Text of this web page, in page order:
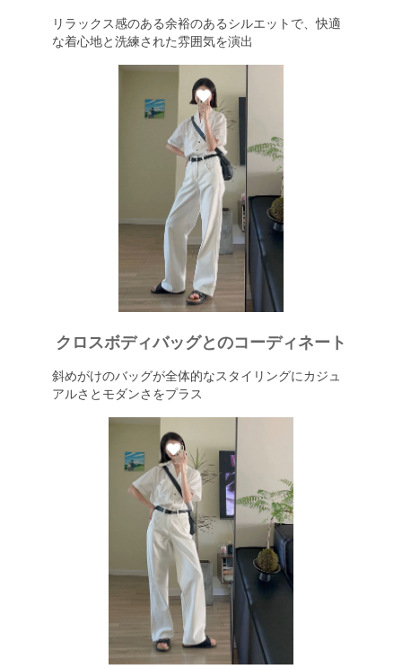
リラックス感のある余裕のあるシルエットで、快適
な着心地と洗練された雰囲気を演出
クロスボディバッグとのコーディネート
斜めがけのバッグが全体的なスタイリングにカジュ
アルさとモダンさをプラス